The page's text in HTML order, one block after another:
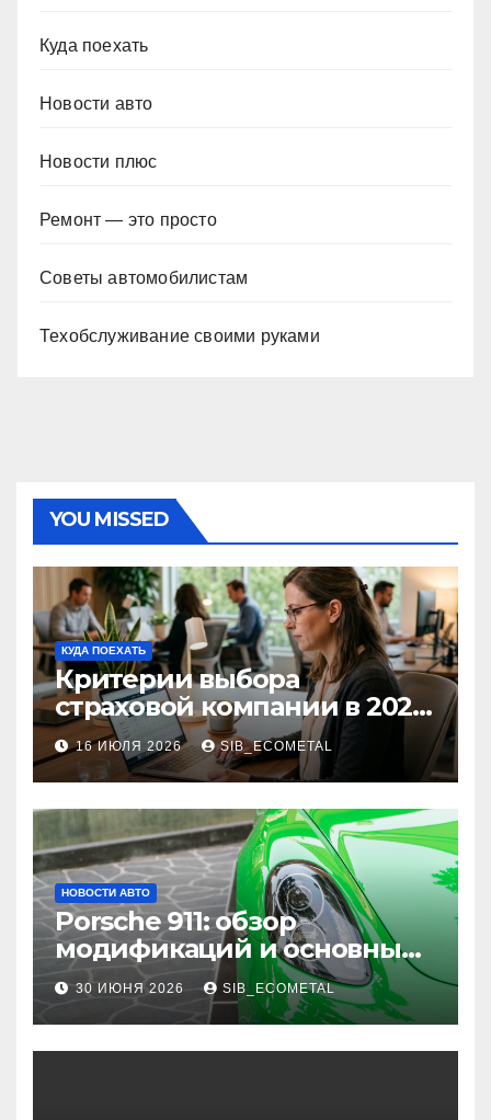
Куда поехать
Новости авто
Новости плюс
Ремонт — это просто
Советы автомобилистам
Техобслуживание своими руками
YOU MISSED
КУДА ПОЕХАТЬ
Критерии выбора
страховой компании в 2026
году: надежность и
реальные отзывы о
выплатах
16 ИЮЛЯ 2026 SIB_ECOMETAL
НОВОСТИ АВТО
Porsche 911: обзор
модификаций и основные
характеристики
30 ИЮНЯ 2026 SIB_ECOMETAL